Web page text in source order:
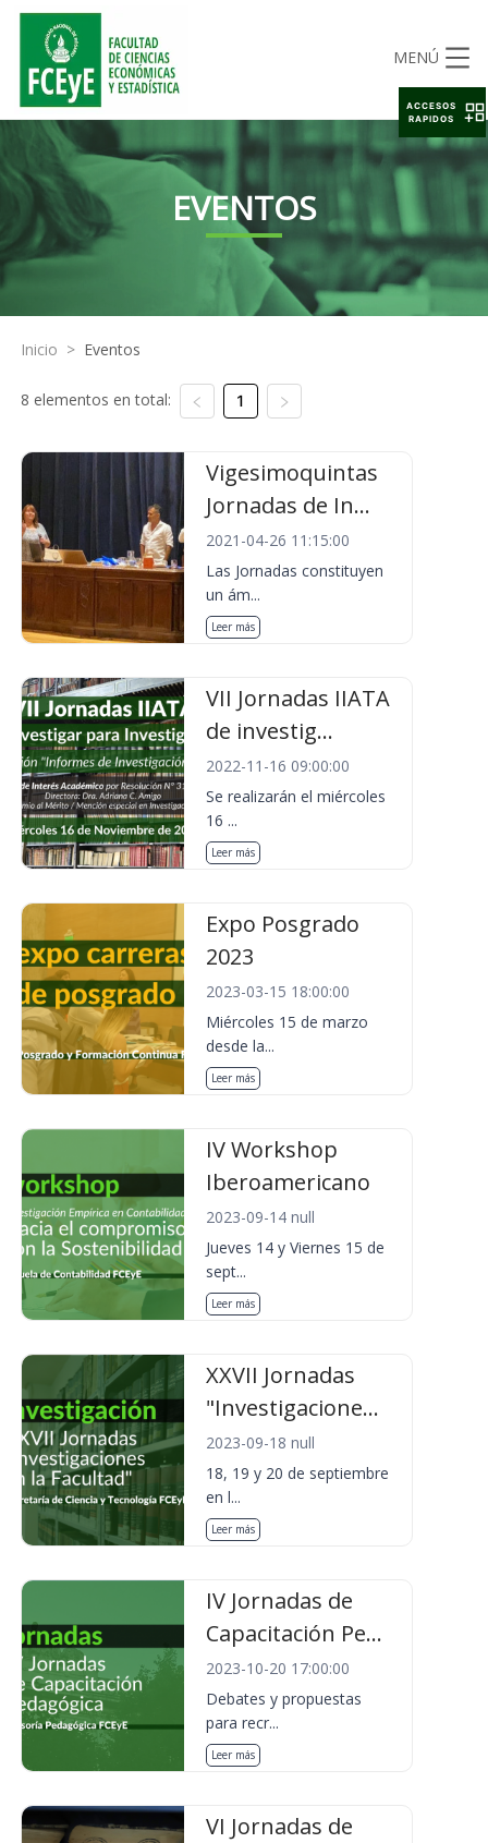
MENÚ
EVENTOS
Inicio > Eventos
8 elementos en total: 1
Vigesimoquintas
Jornadas de In...
2021-04-26 11:15:00
Las Jornadas constituyen
un ám...
Leer más
VII Jornadas IIATA
de investig...
2022-11-16 09:00:00
Se realizarán el miércoles
16 ...
Leer más
Expo Posgrado
2023
2023-03-15 18:00:00
Miércoles 15 de marzo
desde la...
Leer más
IV Workshop
Iberoamericano
2023-09-14 null
Jueves 14 y Viernes 15 de
sept...
Leer más
XXVII Jornadas
"Investigacione...
2023-09-18 null
18, 19 y 20 de septiembre
en l...
Leer más
IV Jornadas de
Capacitación Pe...
2023-10-20 17:00:00
Debates y propuestas
para recr...
Leer más
VI Jornadas de
ACCESOS
RAPIDOS